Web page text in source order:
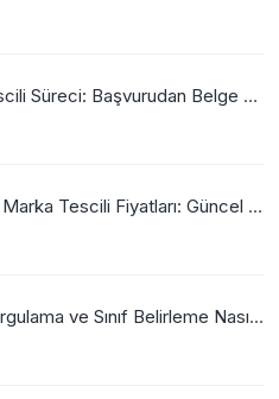
Kanada Marka Tescili Süreci: Başvurudan Belge Alımına Kadar Her Şey
2026 Uluslararası Marka Tescili Fiyatları: Güncel WIPO Ücretleri
Marka Tescil Sorgulama ve Sınıf Belirleme Nasıl Yapılır?